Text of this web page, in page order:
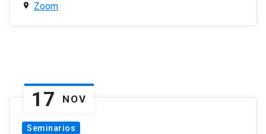
Zoom
17 NOV
Seminarios